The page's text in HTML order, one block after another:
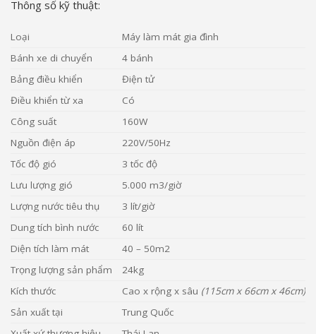
Thông số kỹ thuật:
Loại
Máy làm mát gia đình
Bánh xe di chuyển
4 bánh
Bảng điều khiển
Điện tử
Điều khiển từ xa
Có
Công suất
160W
Nguồn điện áp
220V/50Hz
Tốc độ gió
3 tốc độ
Lưu lượng gió
5.000 m3/giờ
Lượng nước tiêu thụ
3 lít/giờ
Dung tích bình nước
60 lít
Diện tích làm mát
40 – 50m2
Trọng lượng sản phẩm
24kg
Kích thước
Cao x rộng x sâu (115cm x 66cm x 46cm)
Sản xuất tại
Trung Quốc